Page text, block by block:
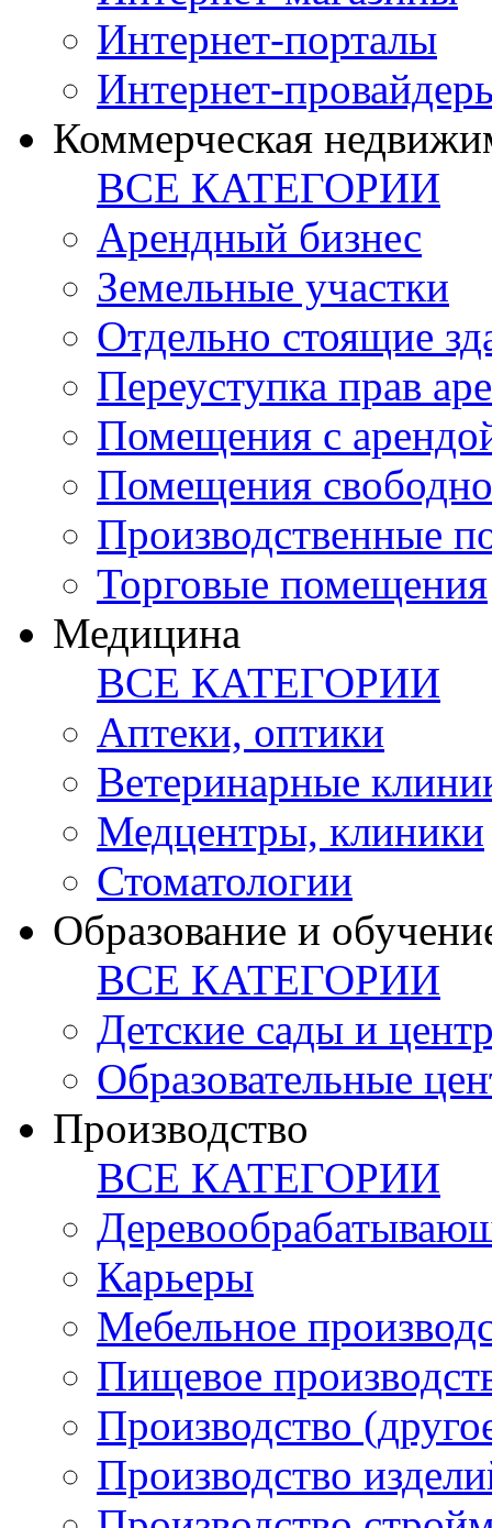
Интернет-порталы
Интернет-
Коммерческая
ВСЕ КАТЕГОРИИ
Арендный бизнес
Земельные участки
Отдельно стоящие
Переуступка прав
Помещения с
Помещения
Производственные
Торговые помещения
Медицина
ВСЕ КАТЕГОРИИ
Аптеки, оптики
Ветеринарные
Медцентры, клиники
Стоматологии
Образование и
ВСЕ КАТЕГОРИИ
Детские сады и
Образовательные
Производство
ВСЕ КАТЕГОРИИ
Карьеры
Мебельное
Пищевое
Производство
Производство